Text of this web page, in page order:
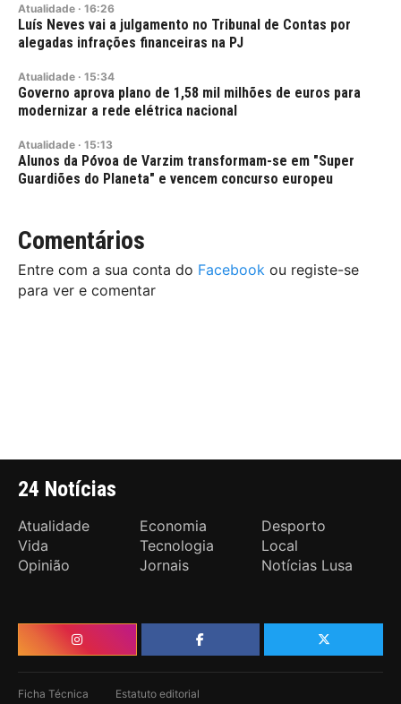
Atualidade · 16:26
Luís Neves vai a julgamento no Tribunal de Contas por
alegadas infrações financeiras na PJ
Atualidade · 15:34
Governo aprova plano de 1,58 mil milhões de euros para
modernizar a rede elétrica nacional
Atualidade · 15:13
Alunos da Póvoa de Varzim transformam-se em "Super
Guardiões do Planeta" e vencem concurso europeu
Comentários
Entre com a sua conta do Facebook ou registe-se
para ver e comentar
24 Notícias
Atualidade Economia
Desporto
Vida
Tecnologia
Local
Opinião
Jornais Notícias Lusa
Ficha Técnica Estatuto editorial